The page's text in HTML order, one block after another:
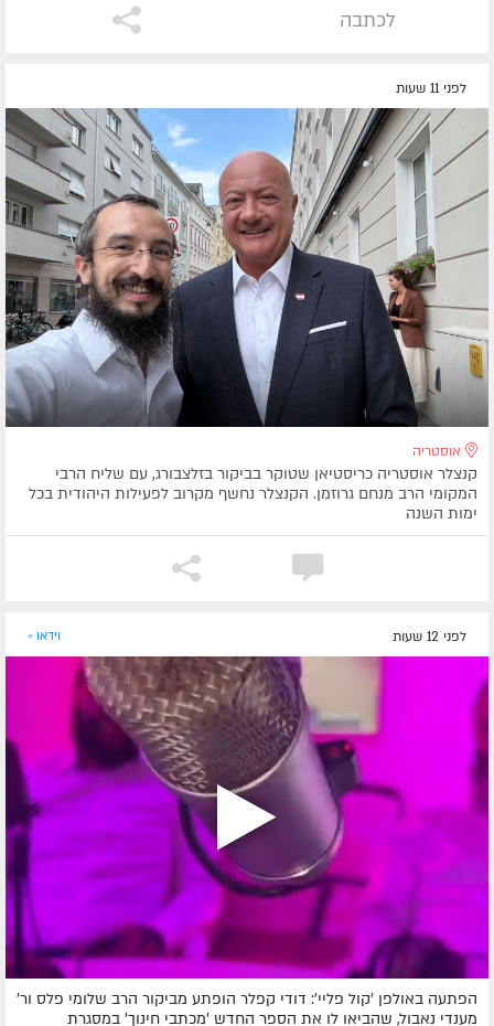
לכתבה
לפני 11 שעות
אוסטריה
קנצלר אוסטריה כריסטיאן שטוקר בביקור בזלצבורג, עם שליח הרבי
המקומי הרב מנחם גרוזמן. הקנצלר נחשף מקרוב לפעילות היהודית בכל
ימות השנה
לפני 12 שעות וידאו »
הפתעה באולפן 'קול פליי': דודי קפלר הופתע מביקור הרב שלומי פלס ור'
מענדי נאבול, שהביאו לו את הספר החדש 'מכתבי חינוך' במסגרת